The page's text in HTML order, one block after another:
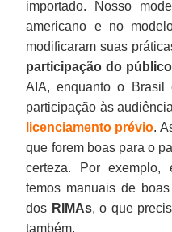
importado. Nosso
americano e no
modificaram suas
participação do público
AIA, enquanto o Brasil
participação às
licenciamento prévio.
que forem boas para o
certeza. Por exemplo,
temos manuais de
dos RIMAs, o que
também.